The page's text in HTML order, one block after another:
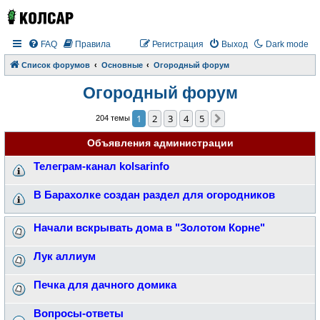
Dark mode
FAQ Правила Выход
Регистрация
Список форумов Основные Огородный форум
Огородный форум
204 темы 1 2 3 4 5
Объявления администрации
Телеграм-канал kolsarinfo
В Барахолке создан раздел для огородников
Начали вскрывать дома в "Золотом Корне"
Лук аллиум
Печка для дачного домика
Вопросы-ответы